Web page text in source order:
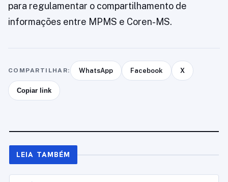
para regulamentar o compartilhamento de
informações entre MPMS e Coren-MS.
COMPARTILHAR: WhatsApp Facebook X
Copiar link
LEIA TAMBÉM